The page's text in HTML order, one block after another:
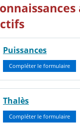
Puissances
Compléter le formulaire
Thalès
Compléter le formulaire